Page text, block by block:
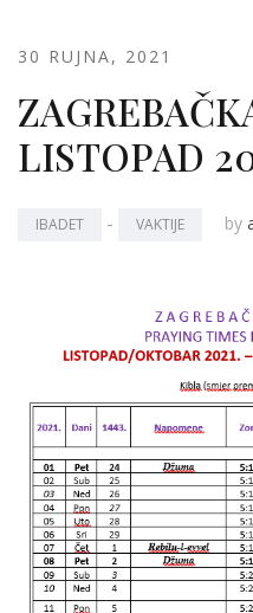
30 RUJNA, 2021
LISTOPAD
IBADET - VAKTIJE by